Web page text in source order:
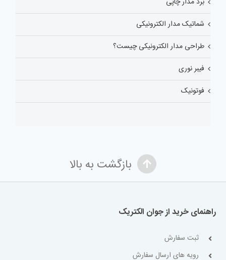
شماتیک مدار الکترونیکی
طراحی مدار الکترونیکی چیست؟
فیبر نوری
فوتونیک
بازگشت به بالا
راهنمای خرید از جوان الکتریک
ثبت سفارش
رویه های ارسال سفارش